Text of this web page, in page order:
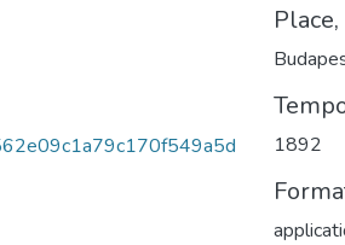
1892